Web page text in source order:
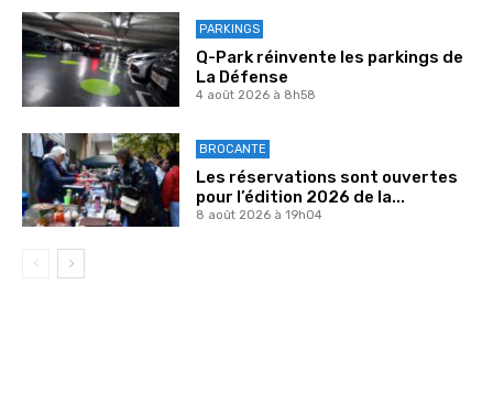
PARKINGS
Q-Park réinvente les parkings de
La Défense
4 août 2026 à 8h58
BROCANTE
Les réservations sont ouvertes
pour l’édition 2026 de la...
8 août 2026 à 19h04